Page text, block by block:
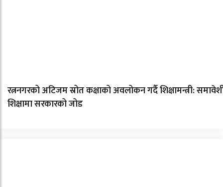
रत्ननगरको अटिजम स्रोत कक्षाको अवलोकन गर्दै शिक्षामन्त्री:
शिक्षामा सरकारको जोड